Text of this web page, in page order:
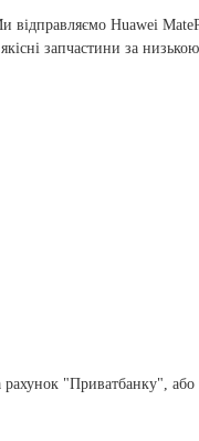
відправляємо Huawei
запчастини за
"Приватбанку",